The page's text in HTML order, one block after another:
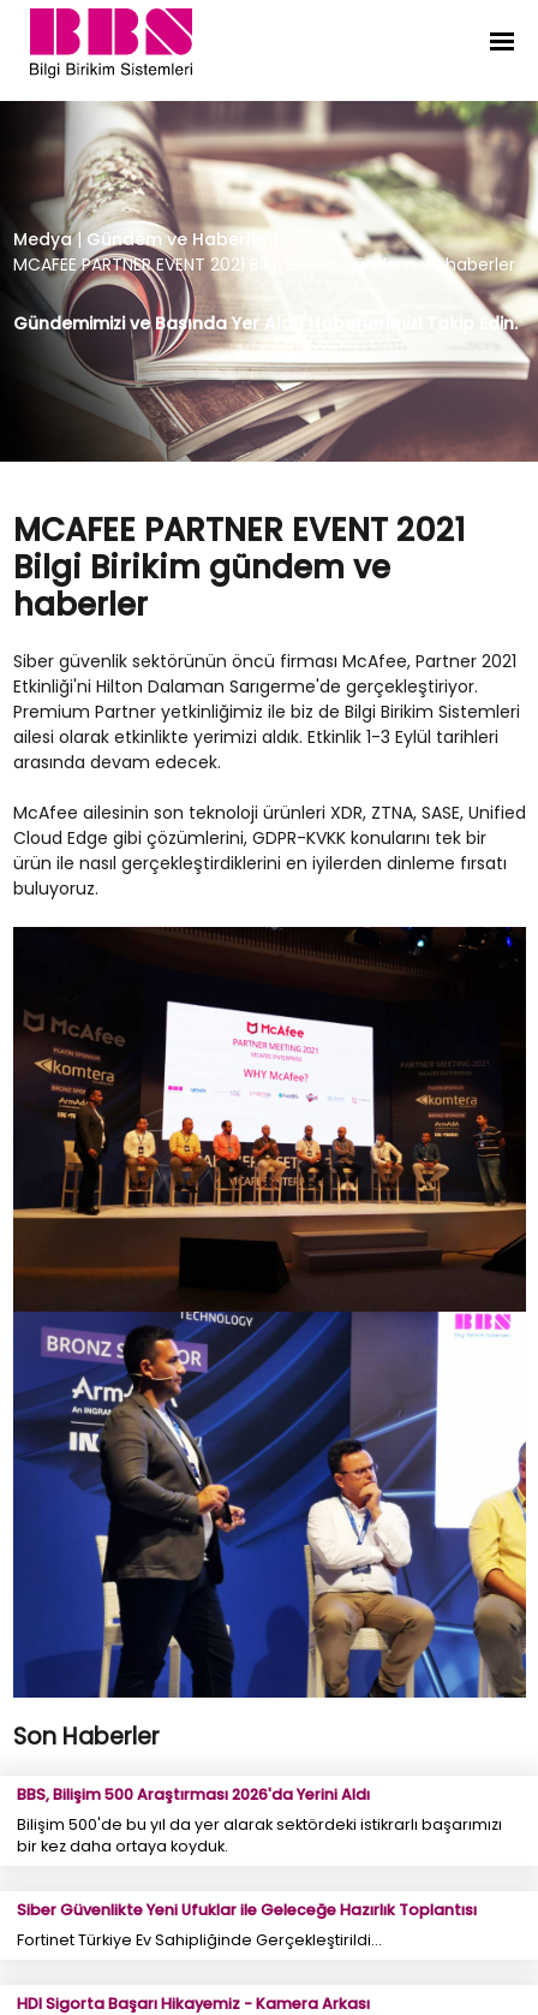
MCAFEE PARTNER EVENT 2021
Medya | Gündem ve Haberler
MCAFEE PARTNER EVENT 2021 Bilgi Birikim gündem ve haberler
Gündemimizi ve Basında Yer Alan Haberlerimizi Takip Edin.
MCAFEE PARTNER EVENT 2021
Bilgi Birikim gündem ve
haberler
Siber güvenlik sektörünün öncü firması McAfee, Partner 2021
Etkinliği'ni Hilton Dalaman Sarıgerme'de gerçekleştiriyor.
Premium Partner yetkinliğimiz ile biz de Bilgi Birikim Sistemleri
ailesi olarak etkinlikte yerimizi aldık. Etkinlik 1-3 Eylül tarihleri
arasında devam edecek.
McAfee ailesinin son teknoloji ürünleri XDR, ZTNA, SASE, Unified
Cloud Edge gibi çözümlerini, GDPR-KVKK konularını tek bir
ürün ile nasıl gerçekleştirdiklerini en iyilerden dinleme fırsatı
buluyoruz.
Son Haberler
BBS, Bilişim 500 Araştırması 2026'da Yerini Aldı
Bilişim 500'de bu yıl da yer alarak sektördeki istikrarlı başarımızı
bir kez daha ortaya koyduk.
Siber Güvenlikte Yeni Ufuklar ile Geleceğe Hazırlık Toplantısı
Fortinet Türkiye Ev Sahipliğinde Gerçekleştirildi...
HDI Sigorta Başarı Hikayemiz - Kamera Arkası